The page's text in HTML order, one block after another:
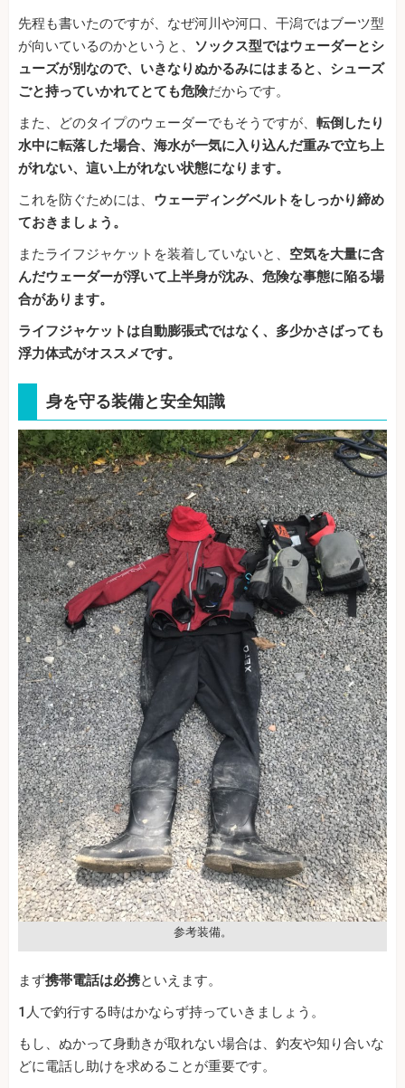
先程も書いたのですが、なぜ河川や河口、干潟ではブーツ型
が向いているのかというと、
ソックス型ではウェーダーとシ
ューズが別なので、いきなりぬかるみにはまると、シューズ
ごと持っていかれてとても危険だからです。
また、どのタイプのウェーダーでもそうですが、 転倒したり
水中に転落した場合、海水が一気に入り込んだ重みで立ち上
がれない、這い上がれない状態になります。
これを防ぐためには、 ウェーディングベルトをしっかり締め
ておきましょう。
またライフジャケットを装着していないと、 空気を大量に含
んだウェーダーが浮いて上半身が沈み、危険な事態に陥る場
合があります。
ライフジャケットは自動膨張式ではなく、多少かさばっても
浮力体式がオススメです。
身を守る装備と安全知識
参考装備。
まず携帯電話は必携といえます。
1人で釣行する時はかならず持っていきましょう。
もし、ぬかって身動きが取れない場合は、釣友や知り合いな
どに電話し助けを求めることが重要です。